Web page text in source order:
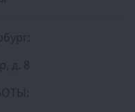
д. 8